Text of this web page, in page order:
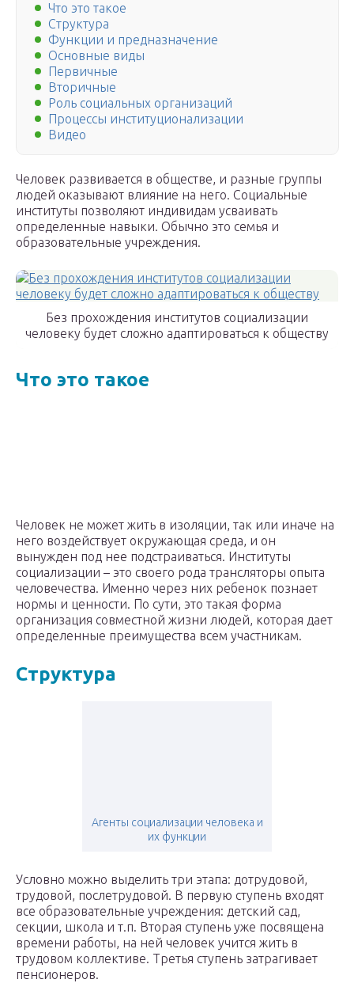
Что это такое
Структура
Функции и предназначение
Основные виды
Первичные
Вторичные
Роль социальных организаций
Процессы институционализации
Видео
Человек развивается в обществе, и разные группы
людей оказывают влияние на него. Социальные
институты позволяют индивидам усваивать
определенные навыки. Обычно это семья и
образовательные учреждения.
Без прохождения институтов социализации
человеку будет сложно адаптироваться к обществу
Что это такое
Человек не может жить в изоляции, так или иначе на
него воздействует окружающая среда, и он
вынужден под нее подстраиваться. Институты
социализации – это своего рода трансляторы опыта
человечества. Именно через них ребенок познает
нормы и ценности. По сути, это такая форма
организация совместной жизни людей, которая дает
определенные преимущества всем участникам.
Структура
Агенты социализации человека и
их функции
Условно можно выделить три этапа: дотрудовой,
трудовой, послетрудовой. В первую ступень входят
все образовательные учреждения: детский сад,
секции, школа и т.п. Вторая ступень уже посвящена
времени работы, на ней человек учится жить в
трудовом коллективе. Третья ступень затрагивает
пенсионеров.